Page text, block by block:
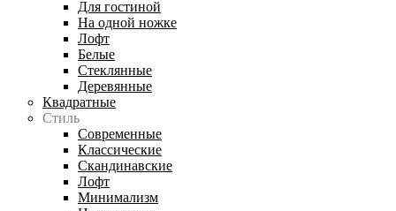
Для гостиной
На одной ножке
Лофт
Белые
Стеклянные
Деревянные
Квадратные
Стиль
Современные
Классические
Скандинавские
Лофт
Минимализм